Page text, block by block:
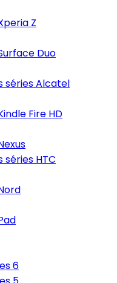
Z
Duo
séries Alcatel
Fire HD
séries HTC
6